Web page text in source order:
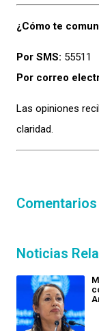
¿Cómo te
Por SMS: 55511
Por correo
Las opiniones
claridad.
Comentarios
Noticias